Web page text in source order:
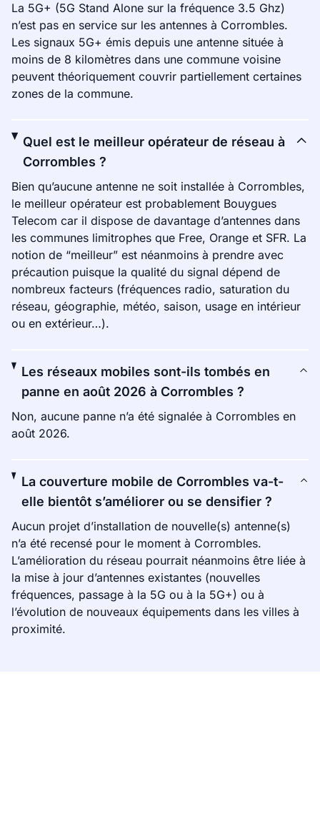
La 5G+ (5G Stand Alone sur la fréquence 3.5 Ghz)
n’est pas en service sur les antennes à Corrombles.
Les signaux 5G+ émis depuis une antenne située à
moins de 8 kilomètres dans une commune voisine
peuvent théoriquement couvrir partiellement certaines
zones de la commune.
Quel est le meilleur opérateur de réseau à
Corrombles ?
Bien qu’aucune antenne ne soit installée à Corrombles,
le meilleur opérateur est probablement Bouygues
Telecom car il dispose de davantage d’antennes dans
les communes limitrophes que Free, Orange et SFR. La
notion de “meilleur” est néanmoins à prendre avec
précaution puisque la qualité du signal dépend de
nombreux facteurs (fréquences radio, saturation du
réseau, géographie, météo, saison, usage en intérieur
ou en extérieur…).
Les réseaux mobiles sont-ils tombés en
panne en août 2026 à Corrombles ?
Non, aucune panne n’a été signalée à Corrombles en
août 2026.
La couverture mobile de Corrombles va-t-
elle bientôt s’améliorer ou se densifier ?
Aucun projet d’installation de nouvelle(s) antenne(s)
n’a été recensé pour le moment à Corrombles.
L’amélioration du réseau pourrait néanmoins être liée à
la mise à jour d’antennes existantes (nouvelles
fréquences, passage à la 5G ou à la 5G+) ou à
l’évolution de nouveaux équipements dans les villes à
proximité.